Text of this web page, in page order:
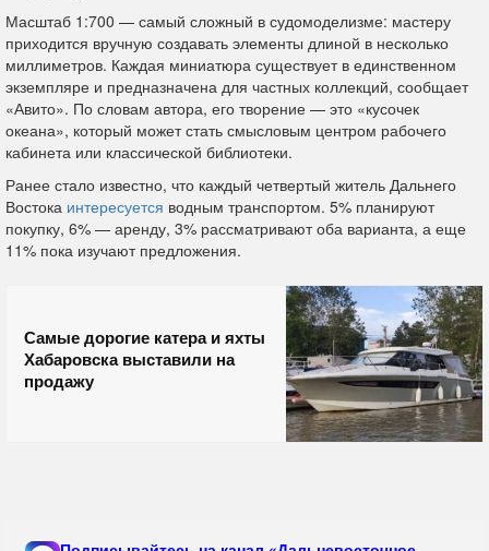
Масштаб 1:700 — самый сложный в судомоделизме: мастеру
приходится вручную создавать элементы длиной в несколько
миллиметров. Каждая миниатюра существует в единственном
экземпляре и предназначена для частных коллекций, сообщает
«Авито». По словам автора, его творение — это «кусочек
океана», который может стать смысловым центром рабочего
кабинета или классической библиотеки.
Ранее стало известно, что каждый четвертый житель Дальнего
Востока интересуется водным транспортом. 5% планируют
покупку, 6% — аренду, 3% рассматривают оба варианта, а еще
11% пока изучают предложения.
Самые дорогие катера и яхты
Хабаровска выставили на
продажу